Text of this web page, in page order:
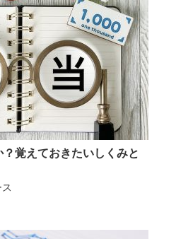
？覚えておきたいしくみと